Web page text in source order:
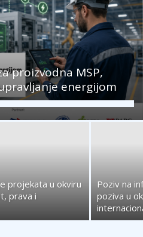
proizvodna MSP,
energijom
projekata u okviru
prava i
Poziv na
poziva u